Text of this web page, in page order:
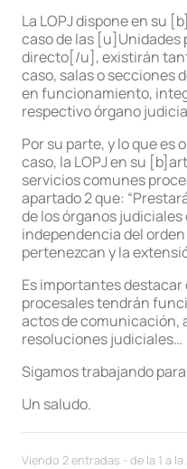
La LOPJ dispone en su
caso de las [u]Unidades
directo[/u], existirán
caso, salas o secciones
en funcionamiento,
respectivo órgano
Por su parte, y lo que es
caso, la LOPJ en su
servicios comunes
apartado 2 que:
de los órganos
independencia del
pertenezcan y la
Es importantes
procesales tendrán
actos de comunicación,
resoluciones judiciales…
Sigamos trabajando
Un saludo.
Viendo 2 entradas - de la 1 a